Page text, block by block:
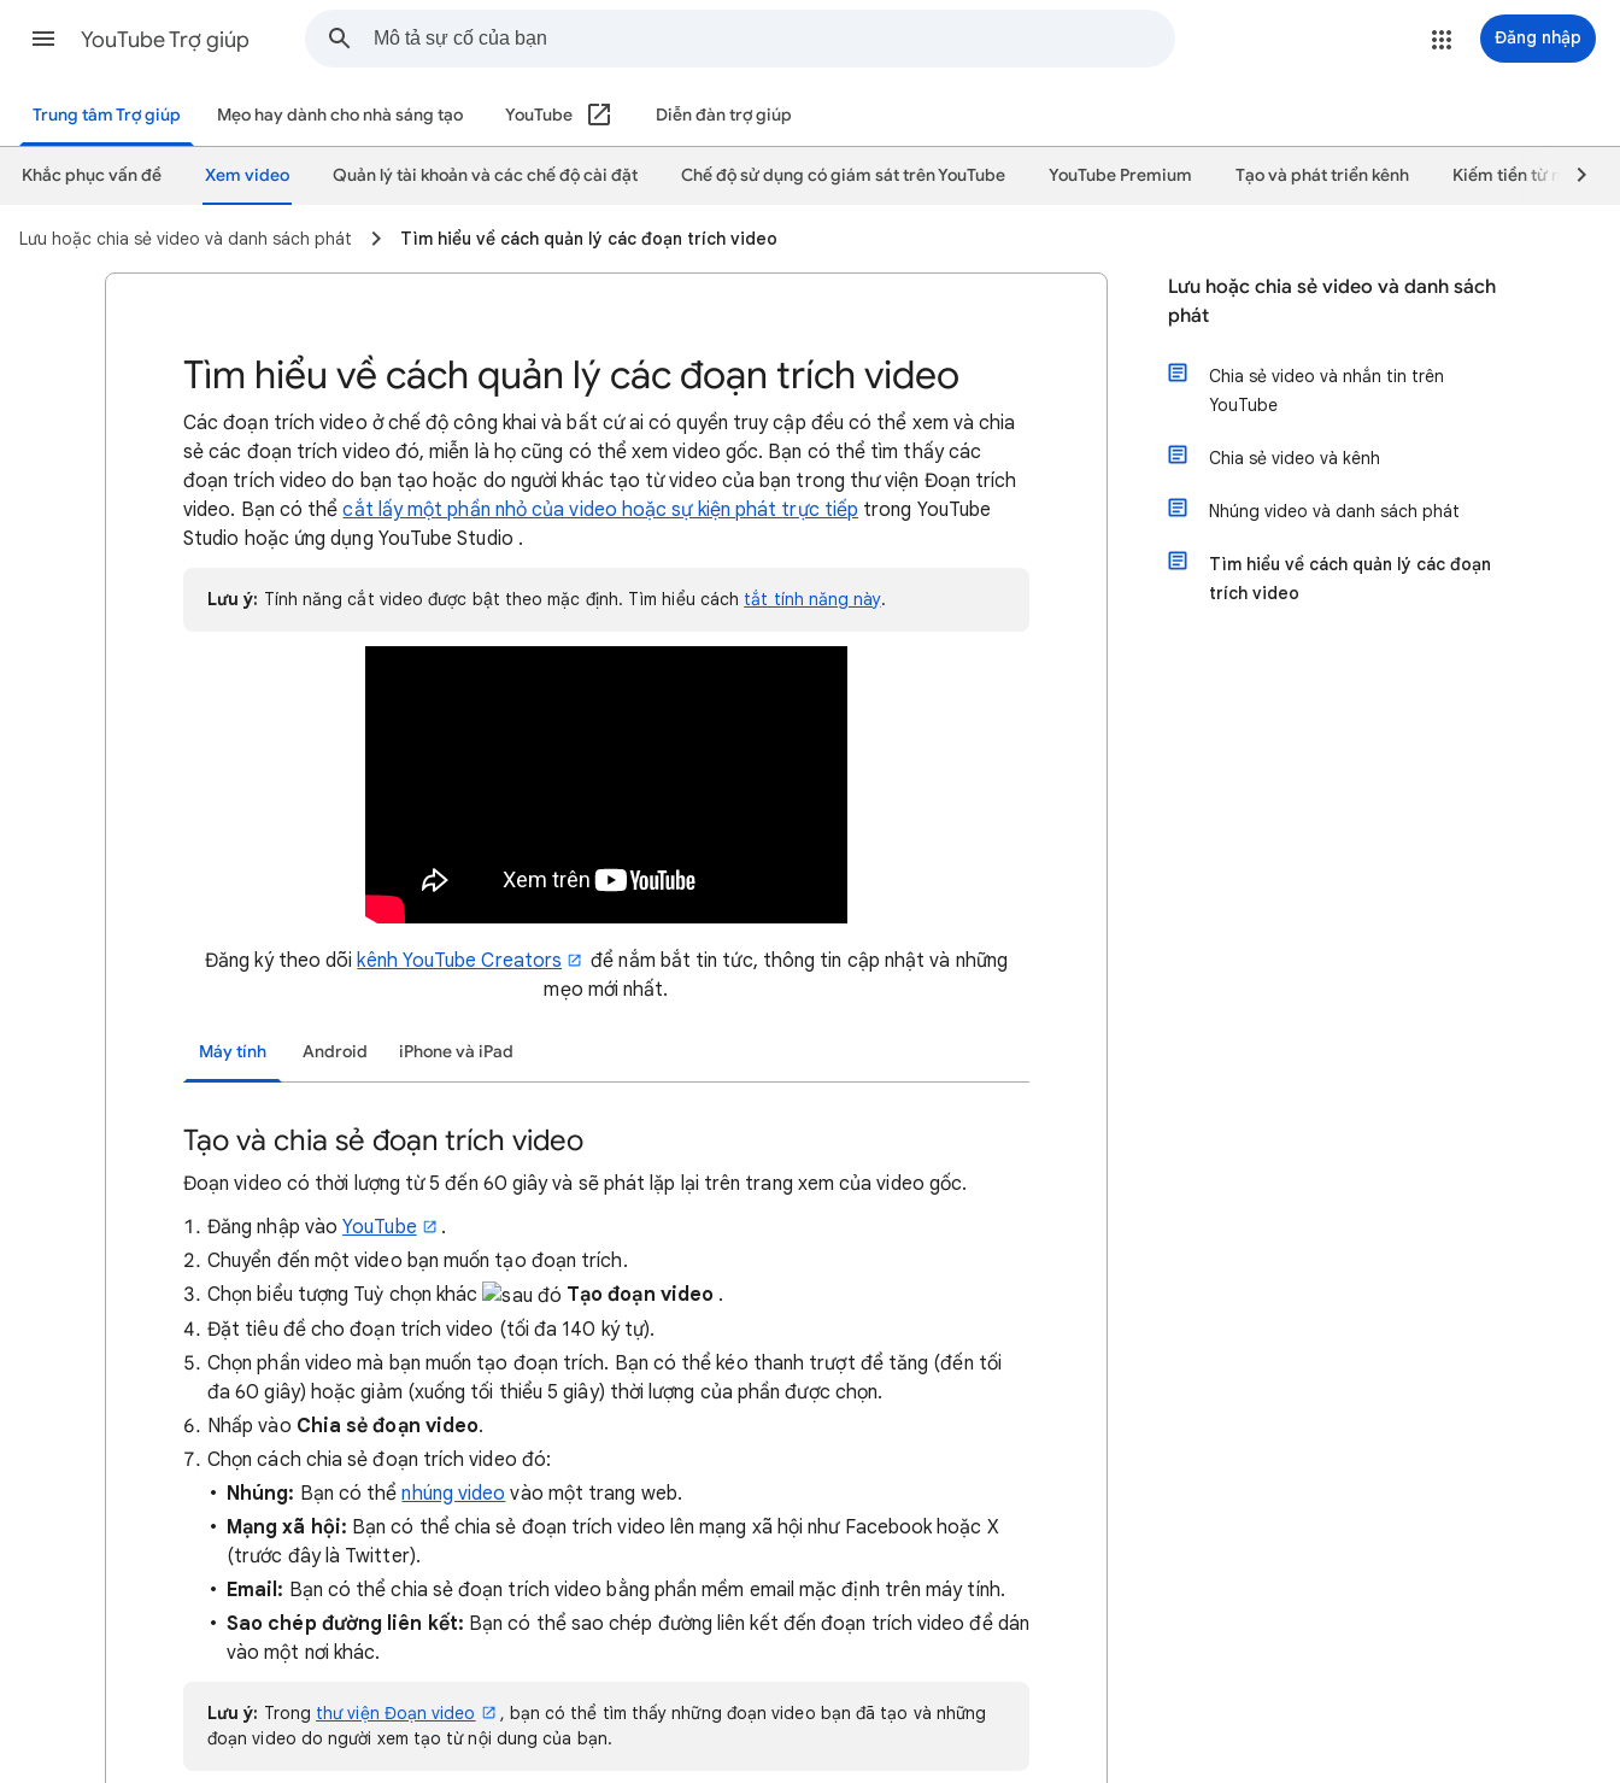
YouTube Trợ giúp Đăng nhập
Trung tâm Trợ giúp Mẹo hay dành cho nhà sáng tạo YouTube Diễn đàn trợ giúp
Khắc phục vấn đề Xem video Quản lý tài khoản và các chế độ cài đặt Chế độ sử dụng có giám sát trên YouTube YouTube Premium Tạo và phát triển kênh Kiếm tiền từ nội
Lưu hoặc chia sẻ video và danh sách phát Tìm hiểu về cách quản lý các đoạn trích video
Tìm hiểu về cách quản lý các đoạn trích video
Các đoạn trích video ở chế độ công khai và bất cứ ai có quyền truy cập đều có thể xem và chia
sẻ các đoạn trích video đó, miễn là họ cũng có thể xem video gốc. Bạn có thể tìm thấy các
đoạn trích video do bạn tạo hoặc do người khác tạo từ video của bạn trong thư viện Đoạn trích
video. Bạn có thểcắt lấy một phần nhỏ của video hoặc sự kiện phát trực tiếp trong YouTube
Studio hoặc ứng dụng YouTube Studio .
Lưu ý: Tính năng cắt video được bật theo mặc định. Tìm hiểu cách tắt tính năng này.
Đăng ký theo dõikênh YouTube Creators
để nắm bắt tin tức, thông tin cập nhật và những
mẹo mới nhất.
Máy tính Android iPhone và iPad
Tạo và chia sẻ đoạn trích video
Đoạn video có thời lượng từ 5 đến 60 giây và sẽ phát lặp lại trên trang xem của video gốc.
Đăng nhập vàoYouTube
.
Chuyển đến một video bạn muốn tạo đoạn trích.
Chọn biểu tượng Tuỳ chọn khác
Tạo đoạn video .
Đặt tiêu đề cho đoạn trích video (tối đa 140 ký tự).
Chọn phần video mà bạn muốn tạo đoạn trích. Bạn có thể kéo thanh trượt để tăng (đến tối
đa 60 giây) hoặc giảm (xuống tối thiểu 5 giây) thời lượng của phần được chọn.
Nhấp vào Chia sẻ đoạn video.
Chọn cách chia sẻ đoạn trích video đó:
Nhúng: Bạn có thểnhúng video vào một trang web.
Mạng xã hội: Bạn có thể chia sẻ đoạn trích video lên mạng xã hội như Facebook hoặc X
(trước đây là Twitter).
Email: Bạn có thể chia sẻ đoạn trích video bằng phần mềm email mặc định trên máy tính.
Sao chép đường liên kết: Bạn có thể sao chép đường liên kết đến đoạn trích video để dán
vào một nơi khác.
Lưu ý: Trong thư viện Đoạn video
, bạn có thể tìm thấy những đoạn video bạn đã tạo và những
đoạn video do người xem tạo từ nội dung của bạn.
Lưu hoặc chia sẻ video và danh sách
phát
Chia sẻ video và nhắn tin trên
YouTube
Chia sẻ video và kênh
Nhúng video và danh sách phát
Tìm hiểu về cách quản lý các đoạn
trích video